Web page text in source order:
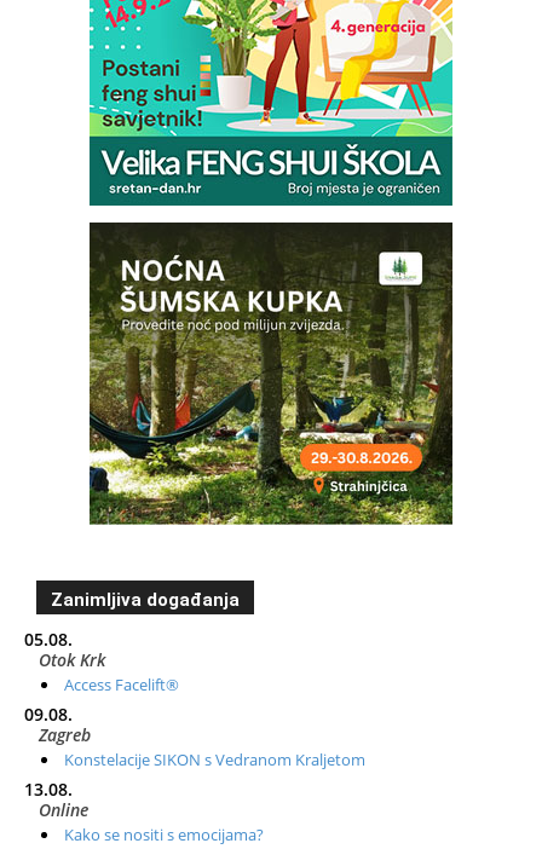
Zanimljiva događanja
05.08.
Otok Krk
Access Facelift®
09.08.
Zagreb
Konstelacije SIKON s Vedranom Kraljetom
13.08.
Online
Kako se nositi s emocijama?